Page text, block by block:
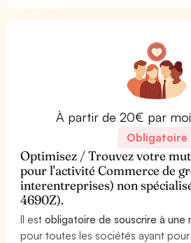
À partir de 20€ par
Obligatoire
Optimisez / Trouvez votre
pour l'activité Commerce de
interentreprises) non
4690Z).
Il estobligatoire de souscrire à une
pour toutes les sociétés ayant